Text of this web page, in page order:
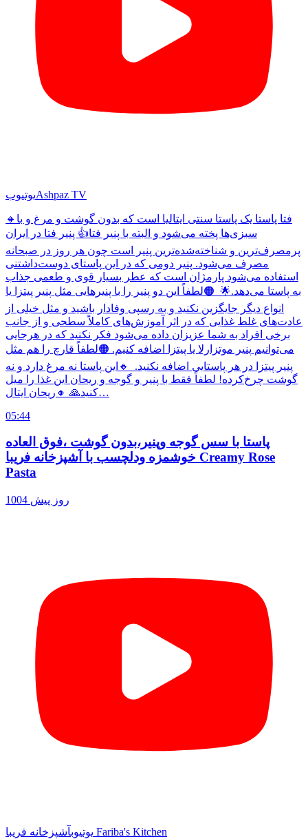
یوتیوبAshpaz TV
🔸فتا پاستا یک پاستا سنتی ایتالیا است که بدون گوشت و مرغ و با
سبزی‌ها پخته می‌شود و البته با پنیر فتا👍 پنیر فتا در ایران
پرمصرف‌ترین و شناخته‌شده‌ترین پنیر است چون هر روز در صبحانه
مصرف می‌شود. پنیر دومی که در این پاستای دوست‌داشتنی
استفاده می‌شود پارمژان است که عطر بسیار قوی و طعمی جذاب
به پاستا می‌دهد.🌟 ‌ 🟠لطفاً این دو پنیر را با پنیرهایی مثل پنیر پیتزا یا
انواع دیگر جایگزین نکنید و به رسپی وفادار باشید و مثل خیلی از
عادت‌های غلط غذایی که در اثر آموزش‌های کاملاً سطحی و از جانب
برخی افراد به شما عزیزان داده می‌شود فکر نکنید که در هرجایی
می‌توانیم پنیر موتزارلا یا پیتزا اضافه کنیم. 🟠لطفاً قارچ را هم مثل
پنیر پیتزا در هر پاستایی اضافه نکنید. ‌ 🔸این پاستا نه مرغ دارد و نه
گوشت چرخ‌کرده! لطفاً فقط با پنیر و گوجه و ریحان این غذا را میل
کنید🙏 🔸ریحان ایتال…
05:44
پاستا با سس گوجه وپنیر،بدون گوشت ،فوق العاده
خوشمزه ودلچسب با آشپزخانه فریبا Creamy Rose
Pasta
1004 روز پیش
یوتیوب آشپزخانه فریبا Fariba's Kitchen